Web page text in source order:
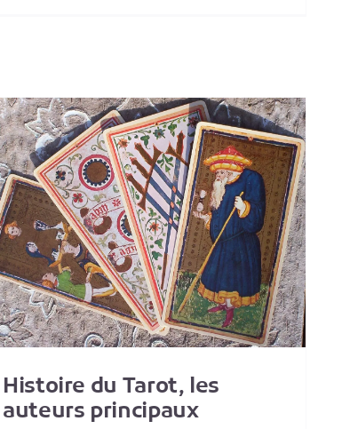
Lien entre les
de Jung et le Tarot ?
Théorie du tarot
Histoire du Tarot, les
auteurs principaux